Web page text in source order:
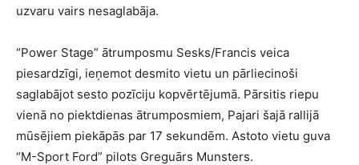
uzvaru vairs nesaglabāja.
“Power Stage” ātrumposmu Sesks/Francis veica
piesardzīgi, ieņemot desmito vietu un pārliecinoši
saglabājot sesto pozīciju kopvērtējumā. Pārsitis riepu
vienā no piektdienas ātrumposmiem, Pajari šajā rallijā
mūsējiem piekāpās par 17 sekundēm. Astoto vietu guva
“M-Sport Ford” pilots Greguārs Munsters.